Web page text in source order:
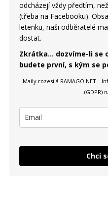
odcházejí vždy předtím,
(třeba na Facebooku).
letenku, naši odběratelé
dostat.
Zkrátka... dozvíme-li se
budete první, s kým se
Maily rozesílá RAMAGO.NET.
(GDPR)
Chci